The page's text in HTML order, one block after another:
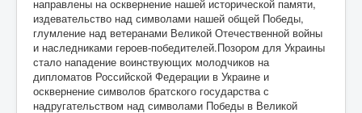
направлены на осквернение нашей исторической памяти,
издевательство над символами нашей общей Победы,
глумление над ветеранами Великой Отечественной войны
и наследниками героев-победителей.Позором для Украины
стало нападение воинствующих молодчиков на
дипломатов Российской Федерации в Украине и
осквернение символов братского государства с
надругательством над символами Победы в Великой